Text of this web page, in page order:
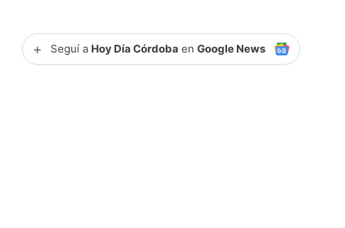
+ Seguí a Hoy Día Córdoba enGoogle News